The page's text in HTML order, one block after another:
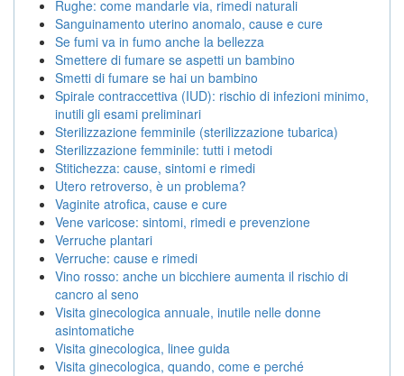
Rughe: come mandarle via, rimedi naturali
Sanguinamento uterino anomalo, cause e cure
Se fumi va in fumo anche la bellezza
Smettere di fumare se aspetti un bambino
Smetti di fumare se hai un bambino
Spirale contraccettiva (IUD): rischio di infezioni minimo,
inutili gli esami preliminari
Sterilizzazione femminile (sterilizzazione tubarica)
Sterilizzazione femminile: tutti i metodi
Stitichezza: cause, sintomi e rimedi
Utero retroverso, è un problema?
Vaginite atrofica, cause e cure
Vene varicose: sintomi, rimedi e prevenzione
Verruche plantari
Verruche: cause e rimedi
Vino rosso: anche un bicchiere aumenta il rischio di
cancro al seno
Visita ginecologica annuale, inutile nelle donne
asintomatiche
Visita ginecologica, linee guida
Visita ginecologica, quando, come e perché